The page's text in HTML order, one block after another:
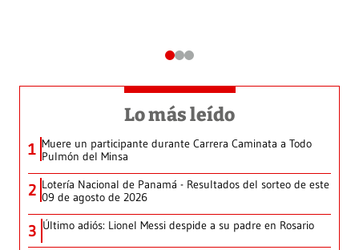
Lo más leído
1 Muere un participante durante Carrera Caminata a Todo
Pulmón del Minsa
2 Lotería Nacional de Panamá - Resultados del sorteo de este
09 de agosto de 2026
3 Último adiós: Lionel Messi despide a su padre en Rosario